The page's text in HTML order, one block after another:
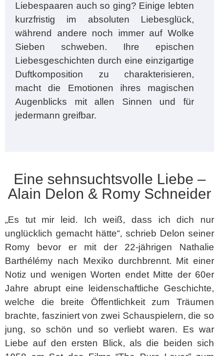
Liebespaaren auch so ging? Einige lebten
kurzfristig im absoluten Liebesglück,
während andere noch immer auf Wolke
Sieben schweben. Ihre epischen
Liebesgeschichten durch eine einzigartige
Duftkomposition zu charakterisieren,
macht die Emotionen ihres magischen
Augenblicks mit allen Sinnen und für
jedermann greifbar.
Eine sehnsuchtsvolle Liebe –
Alain Delon & Romy Schneider
„Es tut mir leid. Ich weiß, dass ich dich nur
unglücklich gemacht hätte“, schrieb Delon seiner
Romy bevor er mit der 22-jährigen Nathalie
Barthélémy nach Mexiko durchbrennt. Mit einer
Notiz und wenigen Worten endet Mitte der 60er
Jahre abrupt eine leidenschaftliche Geschichte,
welche die breite Öffentlichkeit zum Träumen
brachte, fasziniert von zwei Schauspielern, die so
jung, so schön und so verliebt waren. Es war
Liebe auf den ersten Blick, als die beiden sich